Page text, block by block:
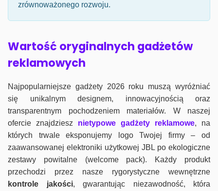
zrównoważonego rozwoju.
Wartość oryginalnych gadżetów
reklamowych
Najpopularniejsze gadżety 2026 roku muszą wyróżniać
się unikalnym designem, innowacyjnością oraz
transparentnym pochodzeniem materiałów. W naszej
ofercie znajdziesz nietypowe gadżety reklamowe, na
których trwale eksponujemy logo Twojej firmy – od
zaawansowanej elektroniki użytkowej JBL po ekologiczne
zestawy powitalne (welcome pack). Każdy produkt
przechodzi przez nasze rygorystyczne wewnętrzne
kontrole jakości, gwarantując niezawodność, która